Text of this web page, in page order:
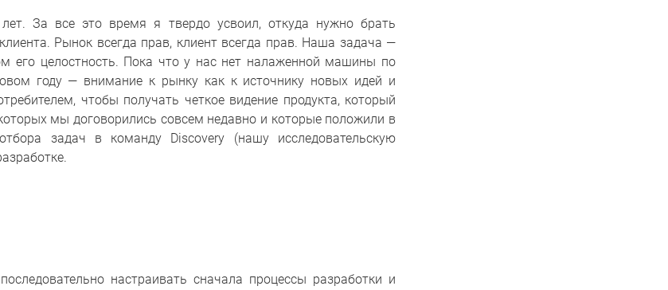
За все это время я твердо усвоил, откуда нужно брать
Рынок всегда прав, клиент всегда прав. Наша задача —
его целостность. Пока что у нас нет налаженной машины по
году — внимание к рынку как к источнику новых идей и
чтобы получать четкое видение продукта, который
мы договорились совсем недавно и которые положили в
задач в команду Discovery (нашу исследовательскую
настраивать сначала процессы разработки и